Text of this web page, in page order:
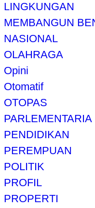
LINGKUNGAN
MEMBANGUN
NASIONAL
OLAHRAGA
Opini
Otomatif
OTOPAS
PARLEMENTARIA
PENDIDIKAN
PEREMPUAN
POLITIK
PROFIL
PROPERTI